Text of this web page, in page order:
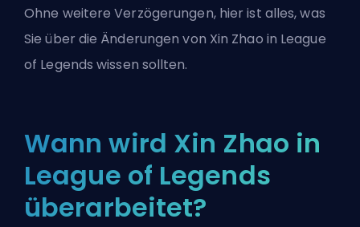
Ohne weitere Verzögerungen, hier ist alles, was
Sie über die Änderungen von Xin Zhao in League
of Legends wissen sollten.
Wann wird Xin Zhao in
League of Legends
überarbeitet?